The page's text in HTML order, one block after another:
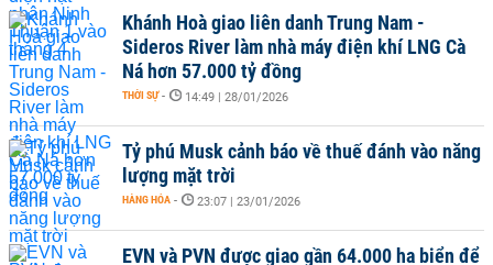
Khánh Hoà giao liên danh Trung Nam -
Sideros River làm nhà máy điện khí LNG Cà
Ná hơn 57.000 tỷ đồng
THỜI SỰ - 14:49 | 28/01/2026
Tỷ phú Musk cảnh báo về thuế đánh vào năng
lượng mặt trời
HÀNG HÓA - 23:07 | 23/01/2026
EVN và PVN được giao gần 64.000 ha biển để